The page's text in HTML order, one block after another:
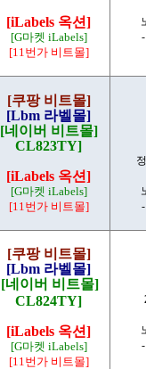
[iLabels 옥션]
[G마켓 iLabels]
[11번가 비트몰]
[쿠팡 비트몰]
[Lbm 라벨몰]
[네이버 비트몰]
CL823TY]
[iLabels 옥션]
[G마켓 iLabels]
[11번가 비트몰]
[쿠팡 비트몰]
[Lbm 라벨몰]
[네이버 비트몰]
CL824TY]
[iLabels 옥션]
[G마켓 iLabels]
[11번가 비트몰]